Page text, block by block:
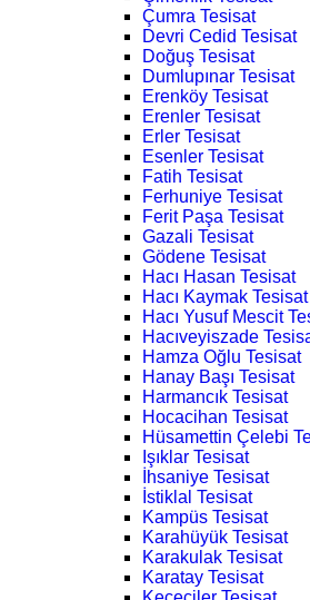
Çumra Tesisat
Devri Cedid Tesisat
Doğuş Tesisat
Dumlupınar Tesisat
Erenköy Tesisat
Erenler Tesisat
Erler Tesisat
Esenler Tesisat
Fatih Tesisat
Ferhuniye Tesisat
Ferit Paşa Tesisat
Gazali Tesisat
Gödene Tesisat
Hacı Hasan Tesisat
Hacı Kaymak Tesisat
Hacı Yusuf Mescit
Hacıveyiszade
Hamza Oğlu Tesisat
Hanay Başı Tesisat
Harmancık Tesisat
Hocacihan Tesisat
Hüsamettin Çelebi
Işıklar Tesisat
İhsaniye Tesisat
İstiklal Tesisat
Kampüs Tesisat
Karahüyük Tesisat
Karakulak Tesisat
Karatay Tesisat